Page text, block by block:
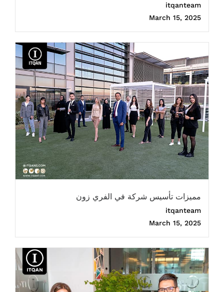
itqanteam
March 15, 2025
مميزات تأسيس شركة في الفري زون
itqanteam
March 15, 2025